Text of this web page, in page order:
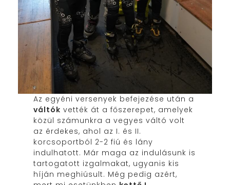
Az egyéni versenyek befejezése után a
váltók vették át a főszerepet, amelyek
közül számunkra a vegyes váltó volt
az érdekes, ahol az I. és II.
korcsoportból 2-2 fiú és lány
indulhatott. Már maga az indulásunk is
tartogatott izgalmakat, ugyanis kis
híján meghiúsult. Még pedig azért,